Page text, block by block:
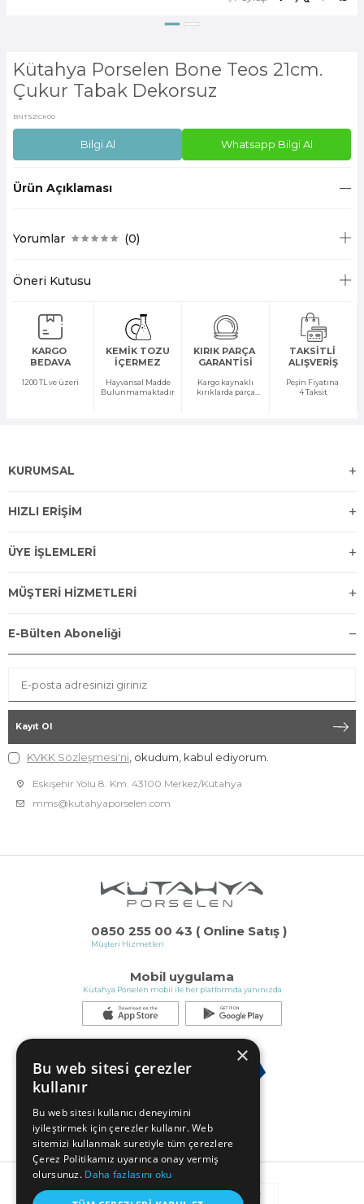
Kütahya Porselen Bone Teos 21cm.
Çukur Tabak Dekorsuz
BNTS21CK00
Bilgi Al Whatsapp Bilgi Al
Ürün Açıklaması
Yorumlar (0)
Öneri Kutusu
KARGO
BEDAVA
1200 TL ve üzeri
KEMİK TOZU
İÇERMEZ
Hayvansal Madde
Bulunmamaktadır
KIRIK PARÇA
GARANTİSİ
Kargo kaynaklı
kırıklarda parça
TAKSİTLİ
ALIŞVERİŞ
Peşin Fiyatına
4 Taksit
0850 255 00 43 ( Online Satış )
Müşteri Hizmetleri
Mobil uygulama
Kütahya Porselen mobil ile her platformda yanınızda
KURUMSAL
HIZLI ERİŞİM
ÜYE İŞLEMLERİ
MÜŞTERİ HİZMETLERİ
E-Bülten Aboneliği
Kayıt Ol
KVKK Sözleşmesi'ni , okudum, kabul ediyorum.
Eskişehir Yolu 8. Km. 43100 Merkez/Kütahya
mms@kutahyaporselen.com
×
Bu web sitesi çerezler
kullanır
Bu web sitesi kullanıcı deneyimini
iyileştirmek için çerezler kullanır. Web
sitemizi kullanmak suretiyle tüm çerezlere
Çerez Politikamız uyarınca onay vermiş
olursunuz. Daha fazlasını oku